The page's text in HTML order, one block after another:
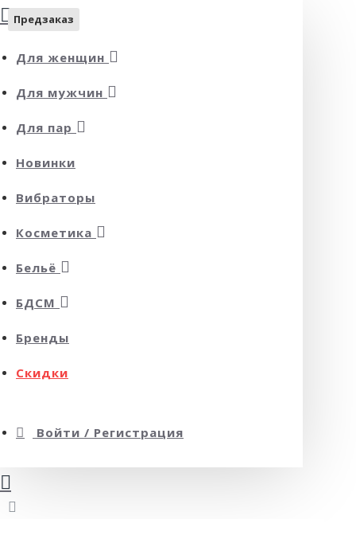
Для женщин
Для мужчин
Для пар
Новинки
Вибраторы
Косметика
Бельё
БДСМ
Бренды
Скидки
Войти / Регистрация
Предзаказ